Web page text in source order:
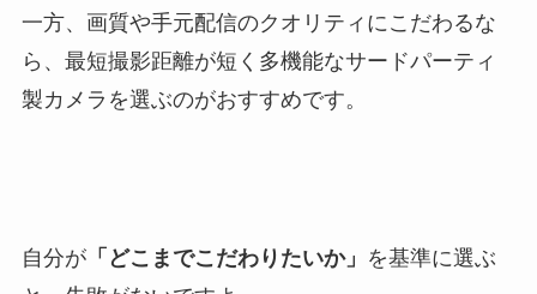
一方、画質や手元配信のクオリティにこだわるな
ら、最短撮影距離が短く多機能なサードパーティ
製カメラを選ぶのがおすすめです。
自分が「どこまでこだわりたいか」 を基準に選ぶ